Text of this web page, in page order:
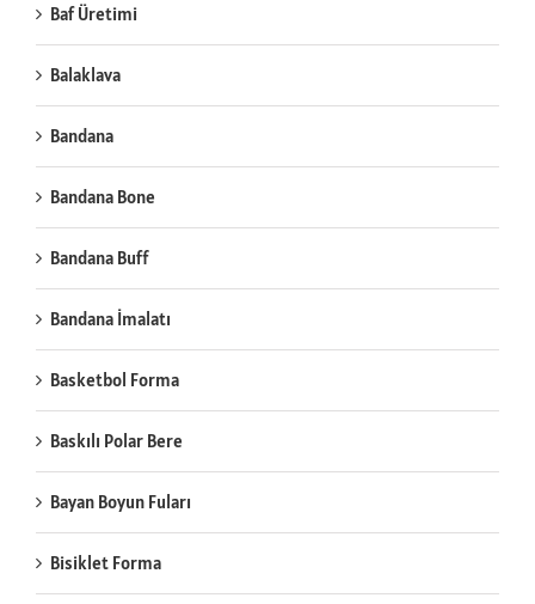
Baf Üretimi
Balaklava
Bandana
Bandana Bone
Bandana Buff
Bandana İmalatı
Basketbol Forma
Baskılı Polar Bere
Bayan Boyun Fuları
Bisiklet Forma